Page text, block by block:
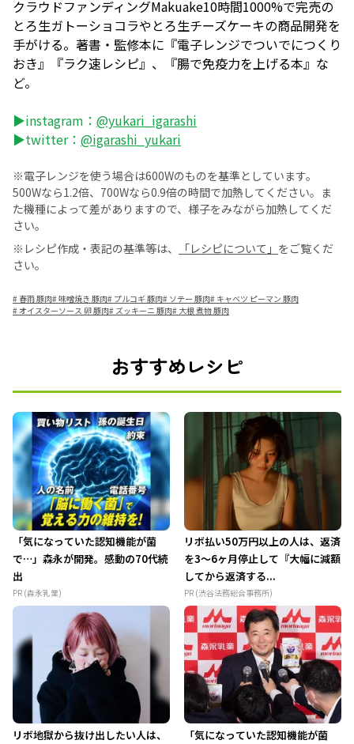
クラウドファンディングMakuake10時間1000%で完売の
とろ生ガトーショコラやとろ生チーズケーキの商品開発を
手がける。著書・監修本に『電子レンジでついでにつくり
おき』『ラク速レシピ』、『腸で免疫力を上げる本』な
ど。
▶instagram： @yukari_igarashi
▶twitter： @igarashi_yukari
※電子レンジを使う場合は600Wのものを基準としています。
500Wなら1.2倍、700Wなら0.9倍の時間で加熱してください。ま
た機種によって差がありますので、様子をみながら加熱してくだ
さい。
※レシピ作成・表記の基準等は、
「レシピについて」 をご覧くだ
さい。
# 春雨 豚肉#味噌焼き 豚肉# プルコギ 豚肉# ソテー 豚肉# キャベツ ピーマン 豚肉
#オイスターソース 卵 豚肉# ズッキーニ 豚肉# 大根 煮物 豚肉
おすすめレシピ
「気になっていた認知機能が菌
で…」森永が開発。感動の70代続
出
PR (森永乳業)
リボ払い50万円以上の人は、返済
を3～6ヶ月停止して『大幅に減額
してから返済する...
PR (渋谷法務総合事務所)
リボ地獄から抜け出したい人は、
「気になっていた認知機能が菌